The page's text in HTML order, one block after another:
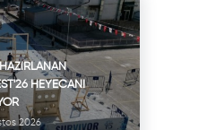
HEYECANI
2026